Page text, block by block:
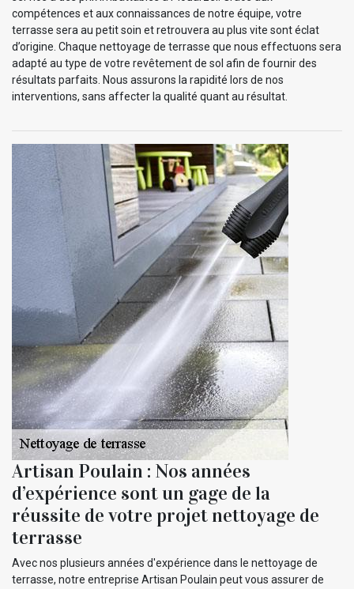
compétences et aux connaissances de notre équipe, votre
terrasse sera au petit soin et retrouvera au plus vite sont éclat
d’origine. Chaque nettoyage de terrasse que nous effectuons sera
adapté au type de votre revêtement de sol afin de fournir des
résultats parfaits. Nous assurons la rapidité lors de nos
interventions, sans affecter la qualité quant au résultat.
Artisan Poulain : Nos années
d’expérience sont un gage de la
réussite de votre projet nettoyage de
terrasse
Avec nos plusieurs années d'expérience dans le nettoyage de
terrasse, notre entreprise Artisan Poulain peut vous assurer de